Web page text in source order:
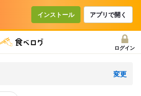
インストール アプリで開く
ログイン
変更